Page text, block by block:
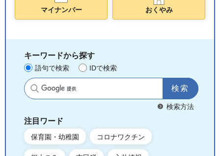
マイナンバー おくやみ
キーワードから探す
語句で検索 IDで検索
サイト内検索
検索方法
注目ワード
保育園・幼稚園 コロナワクチン